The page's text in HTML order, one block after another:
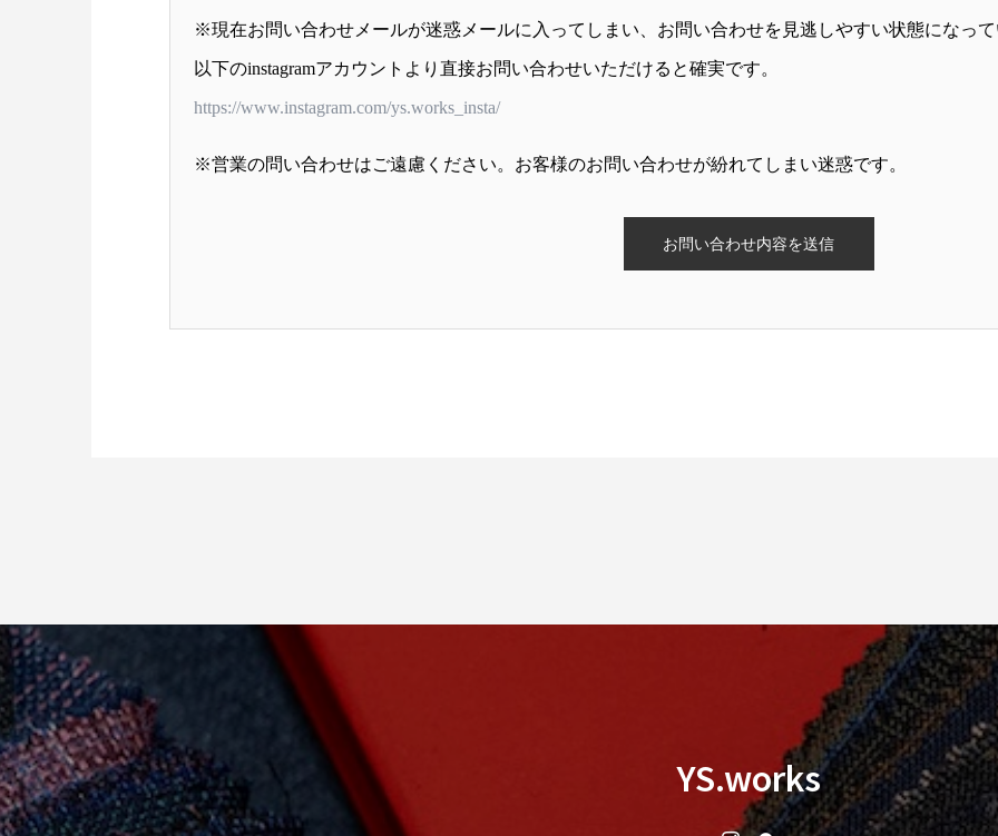
※現在お問い合わせメールが迷惑メールに入ってしまい、お問い合わせを見逃しやすい状態になっ
以下のinstagramアカウントより直接お問い合わせいただけると確実です。
https://www.instagram.com/ys.works_insta/
※営業の問い合わせはご遠慮ください。お客様のお問い合わせが紛れてしまい迷惑です。
YS.works